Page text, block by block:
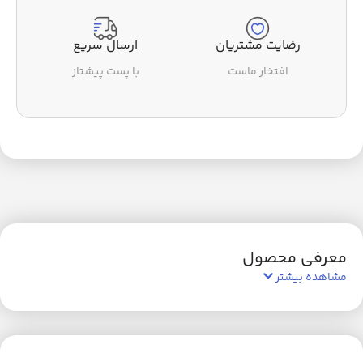
رضایت مشتریان
افتخار ماست
ارسال سریع
با پست پیشتاز
معرفی محصول
مشاهده بیشتر